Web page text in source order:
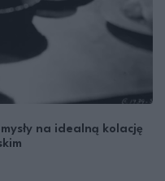
na idealną kolację